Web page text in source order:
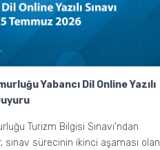
Yabancı Dil Online Yazılı
Turizm Bilgisi Sınavı’ndan
sınav sürecinin ikinci aşaması olan